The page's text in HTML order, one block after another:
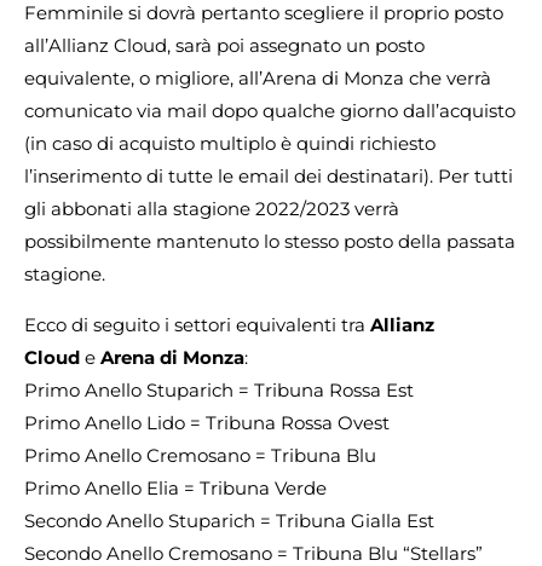
Femminile si dovrà pertanto scegliere il proprio posto
all’Allianz Cloud, sarà poi assegnato un posto
equivalente, o migliore, all’Arena di Monza che verrà
comunicato via mail dopo qualche giorno dall’acquisto
(in caso di acquisto multiplo è quindi richiesto
l’inserimento di tutte le email dei destinatari). Per tutti
gli abbonati alla stagione 2022/2023 verrà
possibilmente mantenuto lo stesso posto della passata
stagione.
Ecco di seguito i settori equivalenti tra Allianz
Cloud e Arena di Monza:
Primo Anello Stuparich = Tribuna Rossa Est
Primo Anello Lido = Tribuna Rossa Ovest
Primo Anello Cremosano = Tribuna Blu
Primo Anello Elia = Tribuna Verde
Secondo Anello Stuparich = Tribuna Gialla Est
Secondo Anello Cremosano = Tribuna Blu “Stellars”